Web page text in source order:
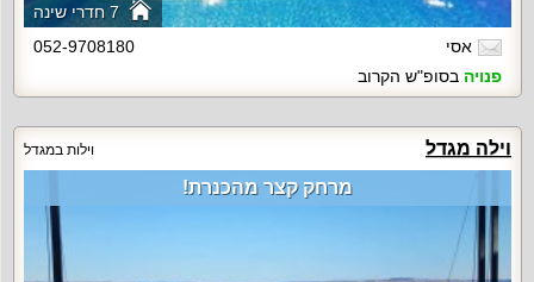
7 חדרי שינה
אסי
052-9708180
פנויה בסופ"ש הקרוב
וילה מגדל וילות במגדל
מרחק קצר מהכנרת!